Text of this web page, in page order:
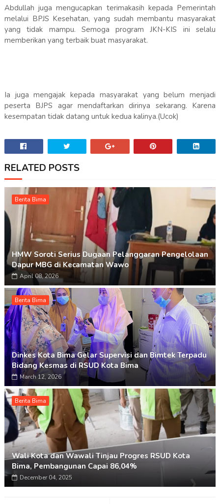
Abdullah juga mengucapkan terimakasih kepada Pemerintah
melalui BPJS Kesehatan, yang sudah membantu masyarakat
yang tidak mampu. Semoga program JKN-KIS ini selalu
memberikan yang terbaik buat masyarakat.
Ia juga mengajak kepada masyarakat yang belum menjadi
peserta BJPS agar mendaftarkan dirinya sekarang. Karena
kesempatan tidak datang untuk kedua kalinya.(Ucok)
RELATED POSTS
Berita Bima
HMW Soroti Serius Dugaan Pelanggaran Pengelolaan
Dapur MBG di Kecamatan Wawo
April 08, 2026
Berita Bima
Dinkes Kota Bima Gelar Supervisi dan Bimtek Terpadu
Bidang Kesmas di RSUD Kota Bima
March 12, 2026
Berita Bima
Wali Kota dan Wawali Tinjau Progres RSUD Kota
Bima, Pembangunan Capai 86,04%
December 04, 2025